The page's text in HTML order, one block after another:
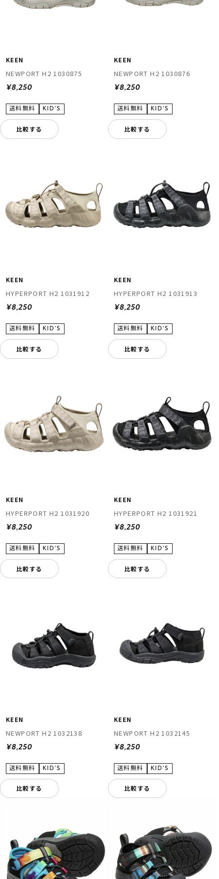
KEEN
NEWPORT H2 1030875
¥8,250
比較する
KEEN
NEWPORT H2 1030876
¥8,250
比較する
KEEN
HYPERPORT H2 1031912
¥8,250
比較する
KEEN
HYPERPORT H2 1031913
¥8,250
比較する
KEEN
HYPERPORT H2 1031920
¥8,250
比較する
KEEN
HYPERPORT H2 1031921
¥8,250
比較する
KEEN
NEWPORT H2 1032138
¥8,250
比較する
KEEN
NEWPORT H2 1032145
¥8,250
比較する